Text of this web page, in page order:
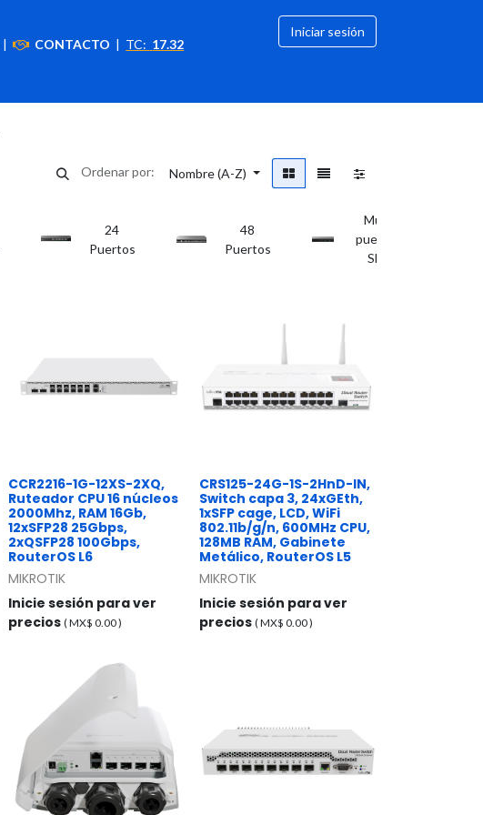
| CONTACTO | TC: 17.32
Iniciar sesión
Ordenar por: Nombre (A-Z)
24
Puertos
48
Puertos
Multi
puertos
SFP
CCR2216-1G-12XS-2XQ,
Ruteador CPU 16 núcleos
2000Mhz, RAM 16Gb,
12xSFP28 25Gbps,
2xQSFP28 100Gbps,
RouterOS L6
MIKROTIK
Inicie sesión para ver
precios ( MX$ 0.00)
CRS125-24G-1S-2HnD-IN,
Switch capa 3, 24xGEth,
1xSFP cage, LCD, WiFi
802.11b/g/n, 600MHz CPU,
128MB RAM, Gabinete
Metálico, RouterOS L5
MIKROTIK
Inicie sesión para ver
precios ( MX$ 0.00)